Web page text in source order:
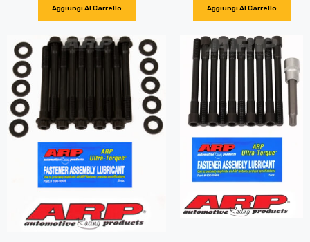
Aggiungi Al Carrello Aggiungi Al Carrello